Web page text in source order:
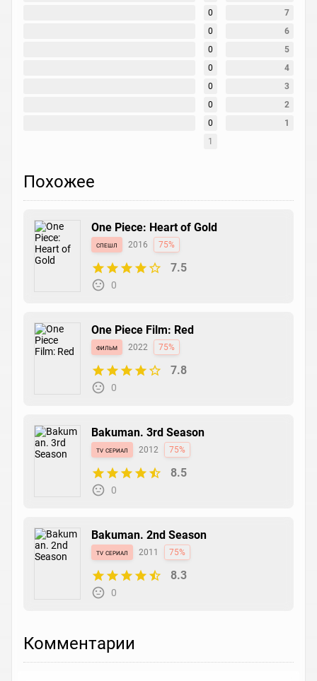
0
7
0
6
0
5
0
4
0
3
0
2
0
1
1
Похожее
One Piece: Heart of Gold
спешл 2016 75%
7.5
0
One Piece Film: Red
фильм 2022 75%
7.8
0
Bakuman. 3rd Season
tv сериал 2012 75%
8.5
0
Bakuman. 2nd Season
tv сериал 2011 75%
8.3
0
Комментарии